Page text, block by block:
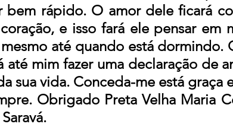
bem rápido. O amor dele ficará
e isso fará ele pensar em
até quando está dormindo.
até mim fazer uma declaração de
sua vida. Conceda-me está graça
Obrigado Preta Velha Maria